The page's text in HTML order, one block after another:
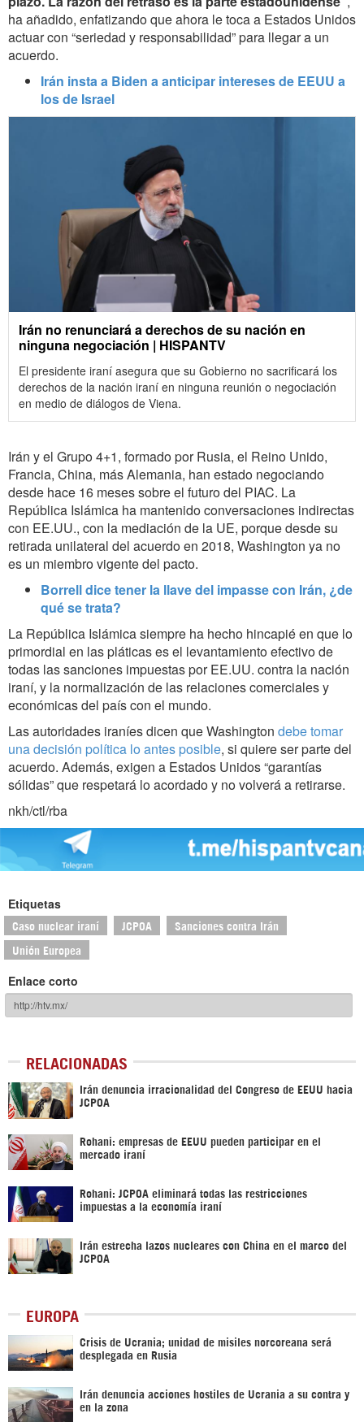
ha añadido, enfatizando que ahora le toca a Estados Unidos
actuar con “seriedad y responsabilidad” para llegar a un
acuerdo.
Irán insta a Biden a anticipar intereses de EEUU a
los de Israel
Irán no renunciará a derechos de su nación en
ninguna negociación | HISPANTV
El presidente iraní asegura que su Gobierno no sacrificará los
derechos de la nación iraní en ninguna reunión o negociación
en medio de diálogos de Viena.
Irán y el Grupo 4+1, formado por Rusia, el Reino Unido,
Francia, China, más Alemania, han estado negociando
desde hace 16 meses sobre el futuro del PIAC. La
República Islámica ha mantenido conversaciones indirectas
con EE.UU., con la mediación de la UE, porque desde su
retirada unilateral del acuerdo en 2018, Washington ya no
es un miembro vigente del pacto.
Borrell dice tener la llave del impasse con Irán, ¿de
qué se trata?
La República Islámica siempre ha hecho hincapié en que lo
primordial en las pláticas es el levantamiento efectivo de
todas las sanciones impuestas por EE.UU. contra la nación
iraní, y la normalización de las relaciones comerciales y
económicas del país con el mundo.
Las autoridades iraníes dicen que Washington debe tomar
una decisión política lo antes posible, si quiere ser parte del
acuerdo. Además, exigen a Estados Unidos “garantías
sólidas” que respetará lo acordado y no volverá a retirarse.
nkh/ctl/rba
Etiquetas
Caso nuclear iraní JCPOA Sanciones contra Irán
Unión Europea
Enlace corto
RELACIONADAS
Irán denuncia irracionalidad del Congreso de EEUU hacia
JCPOA
Rohani: empresas de EEUU pueden participar en el
mercado iraní
Rohani: JCPOA eliminará todas las restricciones
impuestas a la economía iraní
Irán estrecha lazos nucleares con China en el marco del
JCPOA
EUROPA
Crisis de Ucrania; unidad de misiles norcoreana será
desplegada en Rusia
Irán denuncia acciones hostiles de Ucrania a su contra y
en la zona